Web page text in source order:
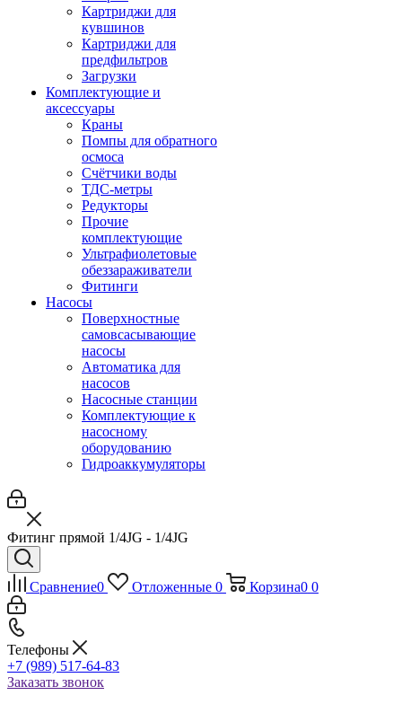
Картриджи для
кувшинов
Картриджи для
предфильтров
Загрузки
Комплектующие и
аксессуары
Краны
Помпы для обратного
осмоса
Счётчики воды
ТДС-метры
Редукторы
Прочие
комплектующие
Ультрафиолетовые
обеззараживатели
Фитинги
Насосы
Поверхностные
самовсасывающие
насосы
Автоматика для
насосов
Насосные станции
Комплектующие к
насосному
оборудованию
Гидроаккумуляторы
Фитинг прямой 1/4JG - 1/4JG
Сравнение0 Отложенные 0 Корзина0 0
Телефоны
+7 (989) 517-64-83
Заказать звонок